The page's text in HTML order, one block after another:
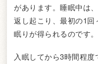
があります。睡眠中は
返し起こり、最初の1
眠りが得られるのです。
入眠してから3時間程度